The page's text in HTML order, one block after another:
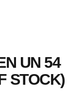
UN 54
STOCK)